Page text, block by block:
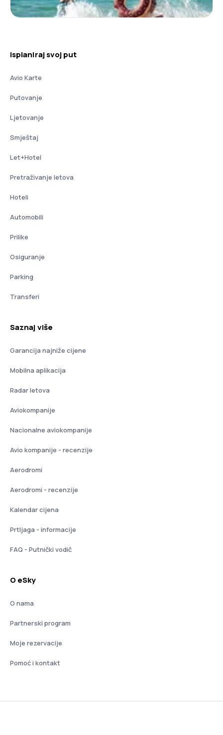
Isplaniraj svoj put
Avio Karte
Putovanje
Ljetovanje
Smještaj
Let+Hotel
Pretraživanje letova
Hoteli
Automobili
Prilike
Osiguranje
Parking
Transferi
Saznaj više
Garancija najniže cijene
Mobilna aplikacija
Radar letova
Aviokompanije
Nacionalne aviokompanije
Avio kompanije - recenzije
Aerodromi
Aerodromi - recenzije
Kalendar cijena
Prtljaga - informacije
FAQ - Putnički vodič
O eSky
O nama
Partnerski program
Moje rezervacije
Pomoć i kontakt